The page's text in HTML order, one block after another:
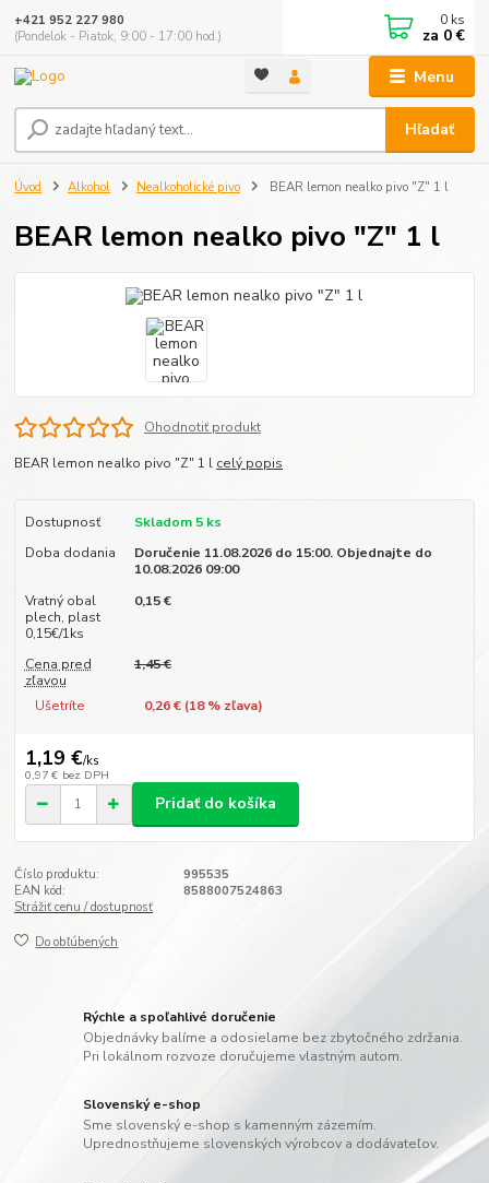
Menu
Hľadať
+421 952 227 980
(Pondelok - Piatok, 9:00 - 17:00 hod.)
0 ks
za 0 €
Úvod Alkohol Nealkoholické pivo BEAR lemon nealko pivo "Z" 1 l
BEAR lemon nealko pivo "Z" 1 l
Ohodnotiť produkt
BEAR lemon nealko pivo "Z" 1 l celý popis
Dostupnosť
Skladom 5 ks
Doba dodania
Doručenie 11.08.2026 do 15:00. Objednajte do
10.08.2026 09:00
Vratný obal
plech, plast
0,15€/1ks
0,15 €
Cena pred
zľavou
1,45 €
Ušetríte 0,26 € (18% zľava)
1,19 €/ks
0,97 € bez DPH
Pridať do košíka
Číslo produktu:
995535
EAN kód:
8588007524863
Strážiť cenu / dostupnosť
Do obľúbených
Rýchle a spoľahlivé doručenie
Objednávky balíme a odosielame bez zbytočného zdržania.
Pri lokálnom rozvoze doručujeme vlastným autom.
Slovenský e-shop
Sme slovenský e-shop s kamenným zázemím.
Uprednostňujeme slovenských výrobcov a dodávateľov.